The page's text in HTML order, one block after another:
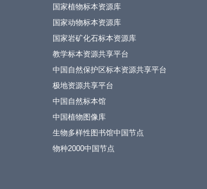
国家植物标本资源库
国家动物标本资源库
国家岩矿化石标本资源库
教学标本资源共享平台
中国自然保护区标本资源共享平台
极地资源共享平台
中国自然标本馆
中国植物图像库
生物多样性图书馆中国节点
物种2000中国节点